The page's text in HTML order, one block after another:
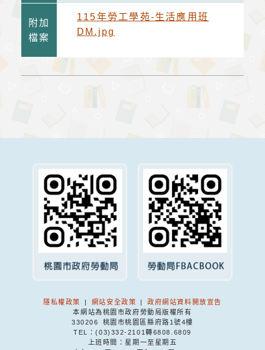
附加
檔案
115年勞工學苑-生活應用班
DM.jpg
隱私權政策 | 網站安全政策 | 政府網站資料開放宣告
本網站為桃園市政府勞動局版權所有
330206 桃園市桃園區縣府路1號4樓
TEL：(03)332-2101轉6808.6809
上班時間：星期一至星期五